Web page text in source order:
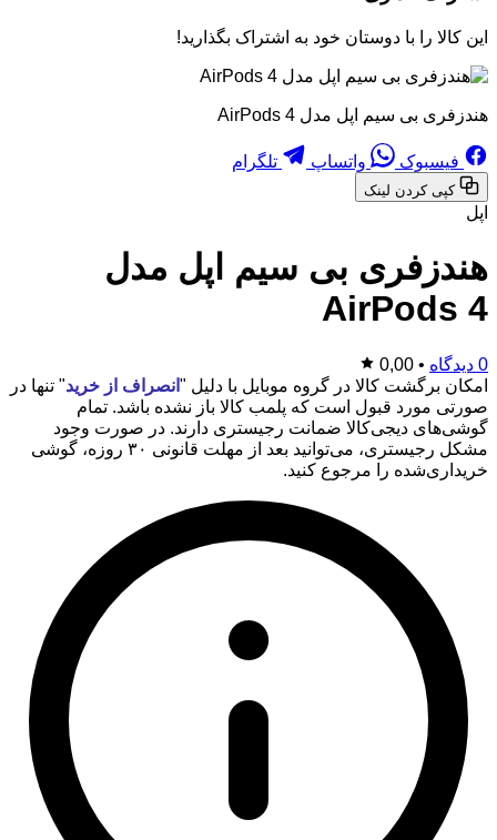
این کالا را با دوستان خود به اشتراک بگذارید!
هندزفری بی سیم اپل مدل AirPods 4
فیسبوک واتساپ تلگرام
کپی کردن لینک
اپل
هندزفری بی سیم اپل مدل
AirPods 4
0 دیدگاه •
0,00
امکان برگشت کالا در گروه موبایل با دلیل " انصراف از خرید" تنها در
صورتی مورد قبول است که پلمب کالا باز نشده باشد. تمام
گوشی‌های دیجی‌کالا ضمانت رجیستری دارند. در صورت وجود
مشکل رجیستری، می‌توانید بعد از مهلت قانونی ۳۰ روزه، گوشی
خریداری‌شده را مرجوع کنید.